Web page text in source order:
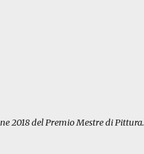
2018 del Premio Mestre di Pittura.